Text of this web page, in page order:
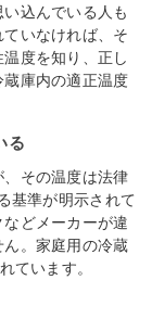
込んでいる人も
いなければ、そ
度を知り、正し
庫内の適正温度
る
その温度は法律
基準が明示されて
どメーカーが違
。家庭用の冷蔵
ています。